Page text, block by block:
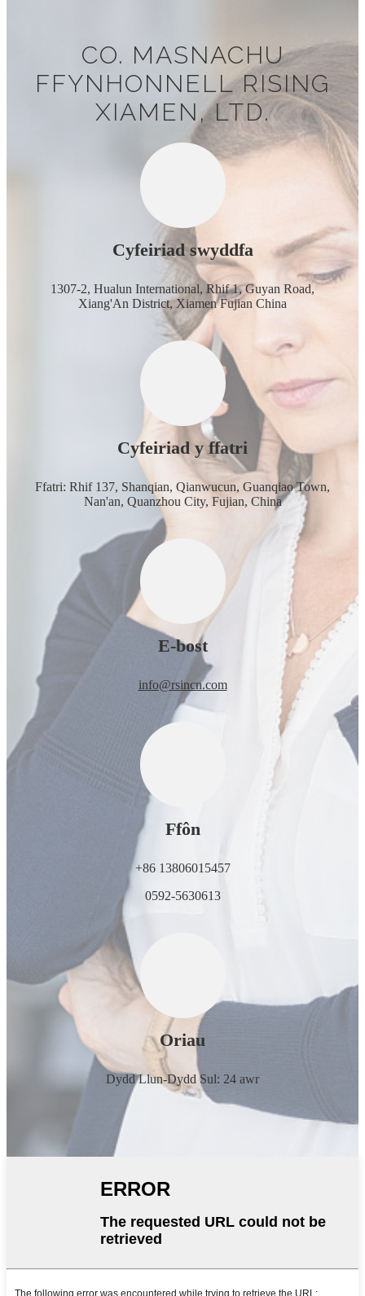
CO. MASNACHU
FFYNHONNELL RISING
XIAMEN, LTD.
Cyfeiriad swyddfa
1307-2, Hualun International, Rhif 1, Guyan Road,
Xiang'An District, Xiamen Fujian China
Cyfeiriad y ffatri
Ffatri: Rhif 137, Shanqian, Qianwucun, Guanqiao Town,
Nan'an, Quanzhou City, Fujian, China
E-bost
info@rsincn.com
Ffôn
+86 13806015457
0592-5630613
Oriau
Dydd Llun-Dydd Sul: 24 awr